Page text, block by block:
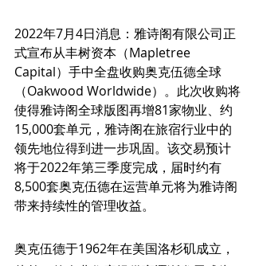
2022年7月4日消息：雅诗阁有限公司正
式宣布从丰树资本（Mapletree
Capital）手中全盘收购奥克伍德全球
（Oakwood Worldwide）。此次收购将
使得雅诗阁全球版图再增81家物业、约
15,000套单元，雅诗阁在旅宿行业中的
领先地位得到进一步巩固。该交易预计
将于2022年第三季度完成，届时约有
8,500套奥克伍德在运营单元将为雅诗阁
带来持续性的管理收益。
奥克伍德于1962年在美国洛杉矶成立，